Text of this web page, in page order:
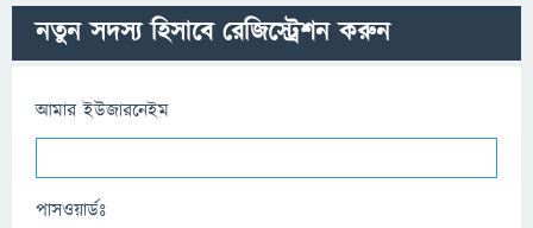
নতুন সদস্য হিসাবে রেজিস্ট্রেশন করুন
আমার ইউজারনেইম
পাসওয়ার্ডঃ